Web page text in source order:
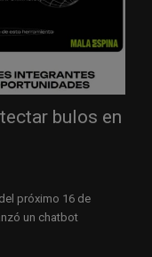
bulos en
próximo 16 de
un chatbot